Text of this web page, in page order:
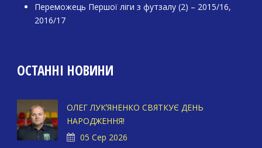
Переможець Першої ліги з футзалу (2) – 2015/16,
2016/17
ОСТАННІ НОВИНИ
ОЛЕГ ЛУКʼЯНЕНКО СВЯТКУЄ ДЕНЬ
НАРОДЖЕННЯ!
05 Сер 2026